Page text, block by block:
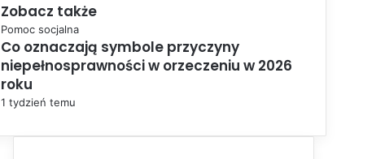
Zobacz także
C
l
o
s
e
Pomoc socjalna
Co oznaczają symbole przyczyny
niepełnosprawności w orzeczeniu w 2026
roku
1 tydzień temu